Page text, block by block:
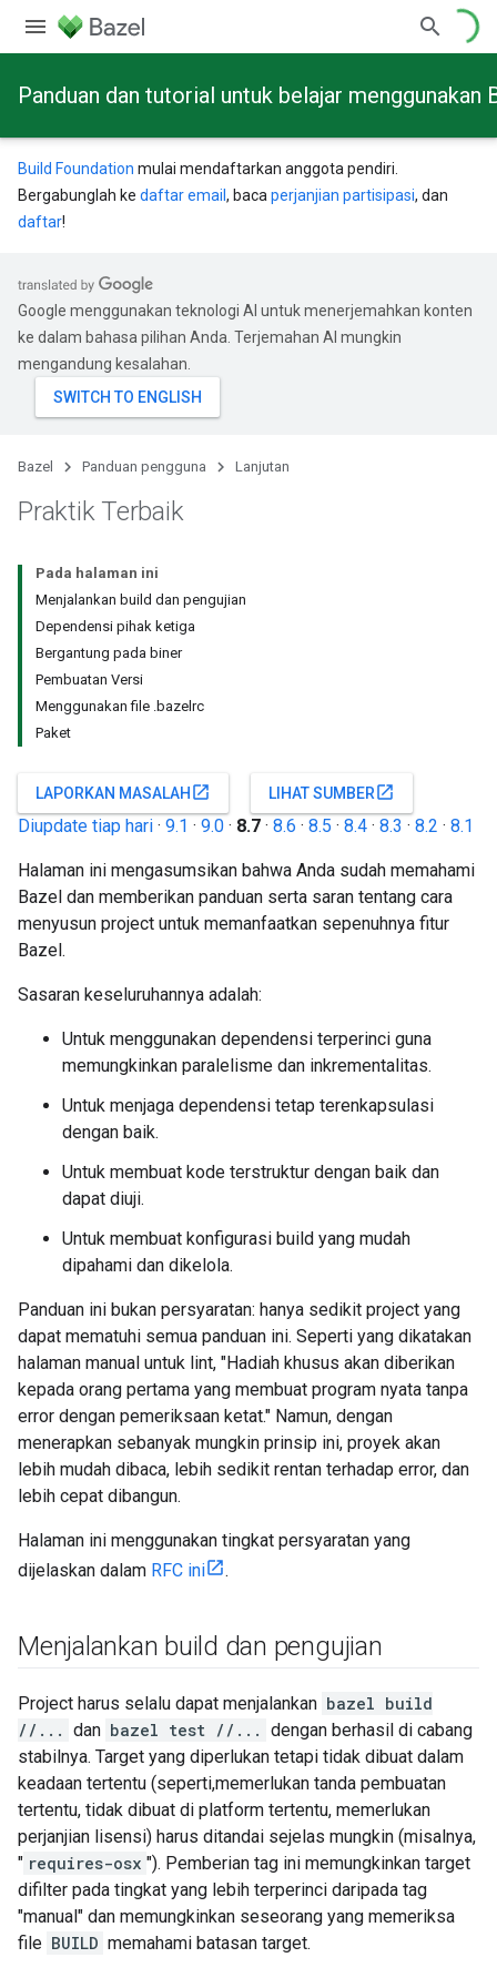
Panduan dan tutorial untuk belajar menggunakan
Build Foundation mulai mendaftarkan anggota pendiri.
Bergabunglah ke daftar email , baca perjanjian partisipasi, dan
daftar!
Google menggunakan teknologi AI untuk menerjemahkan konten
ke dalam bahasa pilihan Anda. Terjemahan AI mungkin
mengandung kesalahan.
Bazel Panduan pengguna Lanjutan
Praktik Terbaik
Pada halaman ini
Menjalankan build dan pengujian
Dependensi pihak ketiga
Bergantung pada biner
Pembuatan Versi
Menggunakan file .bazelrc
Paket
LAPORKAN MASALAH open_in_new LIHAT SUMBERopen_in_new
Diupdate tiap hari · 9.1 · 9.0 · 8.7 · 8.6 · 8.5 · 8.4 · 8.3 · 8.2 · 8.1
Halaman ini mengasumsikan bahwa Anda sudah memahami
Bazel dan memberikan panduan serta saran tentang cara
menyusun project untuk memanfaatkan sepenuhnya fitur
Bazel.
Sasaran keseluruhannya adalah:
Untuk menggunakan dependensi terperinci guna
memungkinkan paralelisme dan inkrementalitas.
Untuk menjaga dependensi tetap terenkapsulasi
dengan baik.
Untuk membuat kode terstruktur dengan baik dan
dapat diuji.
Untuk membuat konfigurasi build yang mudah
dipahami dan dikelola.
Panduan ini bukan persyaratan: hanya sedikit project yang
dapat mematuhi semua panduan ini. Seperti yang dikatakan
halaman manual untuk lint, "Hadiah khusus akan diberikan
kepada orang pertama yang membuat program nyata tanpa
error dengan pemeriksaan ketat." Namun, dengan
menerapkan sebanyak mungkin prinsip ini, proyek akan
lebih mudah dibaca, lebih sedikit rentan terhadap error, dan
lebih cepat dibangun.
Halaman ini menggunakan tingkat persyaratan yang
dijelaskan dalam RFC ini .
Menjalankan build dan pengujian
Project harus selalu dapat menjalankan bazel build
//... dan bazel test //... dengan berhasil di cabang
stabilnya. Target yang diperlukan tetapi tidak dibuat dalam
keadaan tertentu (seperti,memerlukan tanda pembuatan
tertentu, tidak dibuat di platform tertentu, memerlukan
perjanjian lisensi) harus ditandai sejelas mungkin (misalnya,
" requires-osx "). Pemberian tag ini memungkinkan target
difilter pada tingkat yang lebih terperinci daripada tag
"manual" dan memungkinkan seseorang yang memeriksa
file BUILD memahami batasan target.